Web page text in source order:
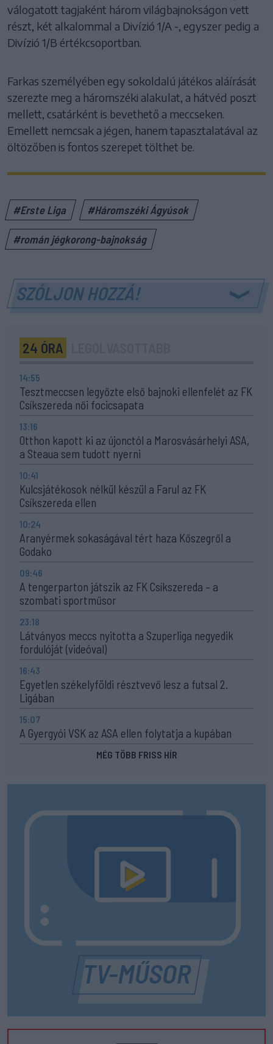
válogatott tagjaként három világbajnokságon vett
részt, két alkalommal a Divízió 1/A -, egyszer pedig a
Divízió 1/B értékcsoportban.
Farkas személyében egy sokoldalú játékos aláírását
szerezte meg a háromszéki alakulat, a hátvéd poszt
mellett, csatárként is bevethető a meccseken.
Emellett nemcsak a jégen, hanem tapasztalatával az
öltözőben is fontos szerepet tölthet be.
#Erste Liga #Háromszéki Ágyúsok
#román jégkorong-bajnokság
SZÓLJON HOZZÁ!
24 ÓRA
14:55
Tesztmeccsen legyőzte első bajnoki ellenfelét az FK
Csíkszereda női focicsapata
13:16
Otthon kapott ki az újonctól a Marosvásárhelyi ASA,
a Steaua sem tudott nyerni
10:41
Kulcsjátékosok nélkül készül a Farul az FK
Csíkszereda ellen
10:24
Aranyérmek sokaságával tért haza Kőszegről a
Godako
09:46
A tengerparton játszik az FK Csíkszereda – a
szombati sportműsor
23:18
Látványos meccs nyitotta a Szuperliga negyedik
fordulóját (videóval)
16:43
Egyetlen székelyföldi résztvevő lesz a futsal 2.
Ligában
15:07
A Gyergyói VSK az ASA ellen folytatja a kupában
MÉG TÖBB FRISS HÍR